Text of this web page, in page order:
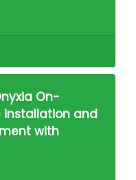
On-
installation and
with